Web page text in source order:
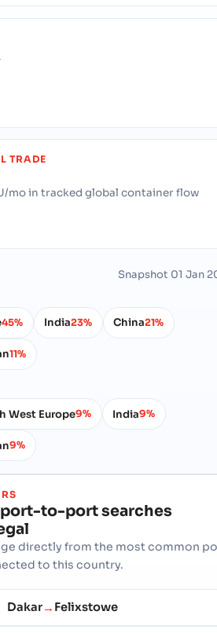
TRADE
mo in tracked global container flow
Snapshot 01 Jan
45% India23% China21%
11%
West Europe9% India9%
9%
to-port searches
directly from the most common
to this country.
Dakar→ Felixstowe